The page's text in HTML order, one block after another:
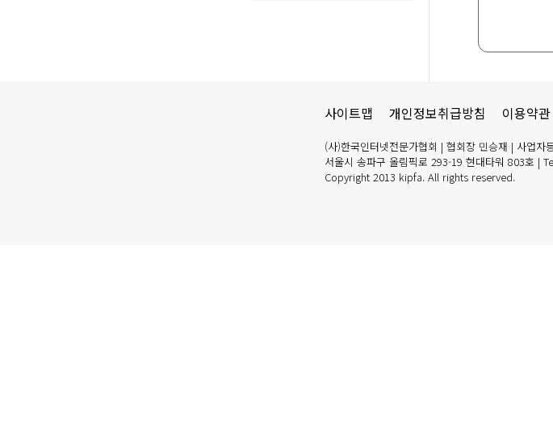
사이트맵 개인정보취급방침 이용약관
(사)한국인터넷전문가협회 | 협회장 민승재 | 사업
서울시 송파구 올림픽로 293-19 현대타워 803호
Copyright 2013 kipfa. All rights reserved.